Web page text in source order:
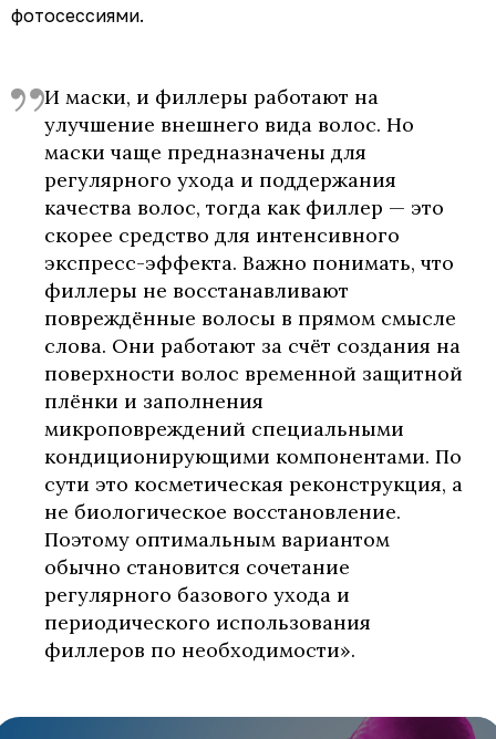
фотосессиями.
И маски, и филлеры работают на
улучшение внешнего вида волос. Но
маски чаще предназначены для
регулярного ухода и поддержания
качества волос, тогда как филлер — это
скорее средство для интенсивного
экспресс-эффекта. Важно понимать, что
филлеры не восстанавливают
повреждённые волосы в прямом смысле
слова. Они работают за счёт создания на
поверхности волос временной защитной
плёнки и заполнения
микроповреждений специальными
кондиционирующими компонентами. По
сути это косметическая реконструкция, а
не биологическое восстановление.
Поэтому оптимальным вариантом
обычно становится сочетание
регулярного базового ухода и
периодического использования
филлеров по необходимости».